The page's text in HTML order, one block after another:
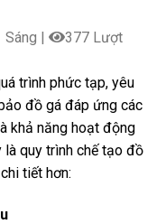
|
377 Lượt
trình phức tạp, yêu
đồ gá đáp ứng các
khả năng hoạt động
quy trình chế tạo đồ
tiết hơn: